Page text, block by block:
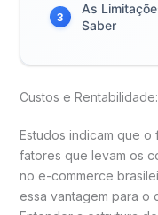
3
As
Saber
Custos e
Estudos indicam que
fatores que levam os
no e-commerce
essa vantagem para o